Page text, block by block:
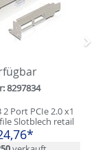
8297834
Port PCIe 2.0 x1
Slotblech retail